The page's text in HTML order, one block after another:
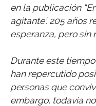
en la publicación
agitante’. 205 años
esperanza, pero sin
Durante este
han repercutido
personas que
embargo, todavía